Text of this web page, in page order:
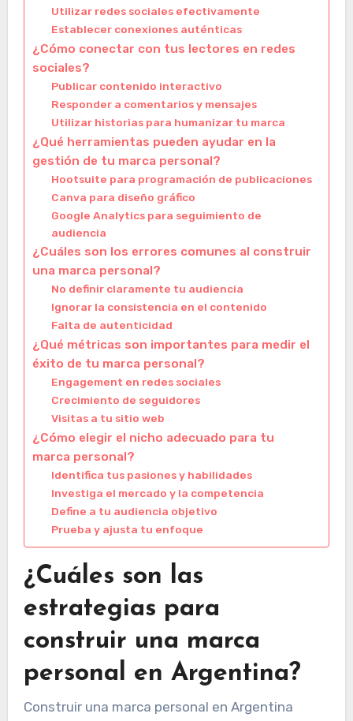
Utilizar redes sociales efectivamente
Establecer conexiones auténticas
¿Cómo conectar con tus lectores en redes
sociales?
Publicar contenido interactivo
Responder a comentarios y mensajes
Utilizar historias para humanizar tu marca
¿Qué herramientas pueden ayudar en la
gestión de tu marca personal?
Hootsuite para programación de publicaciones
Canva para diseño gráfico
Google Analytics para seguimiento de
audiencia
¿Cuáles son los errores comunes al construir
una marca personal?
No definir claramente tu audiencia
Ignorar la consistencia en el contenido
Falta de autenticidad
¿Qué métricas son importantes para medir el
éxito de tu marca personal?
Engagement en redes sociales
Crecimiento de seguidores
Visitas a tu sitio web
¿Cómo elegir el nicho adecuado para tu
marca personal?
Identifica tus pasiones y habilidades
Investiga el mercado y la competencia
Define a tu audiencia objetivo
Prueba y ajusta tu enfoque
¿Cuáles son las
estrategias para
construir una marca
personal en Argentina?
Construir una marca personal en Argentina